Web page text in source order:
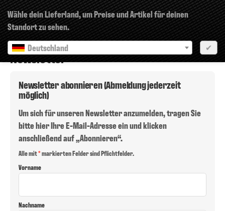
Wähle dein Lieferland, um Preise und Artikel für deinen
Standort zu sehen.
Deutschland
✔
Newsletter
Newsletter abonnieren (Abmeldung jederzeit
möglich)
Um sich für unseren Newsletter anzumelden, tragen Sie
bitte hier Ihre E-Mail-Adresse ein und klicken
anschließend auf „Abonnieren“.
Newsletter abonnieren (Abmeldung jederzeit möglich)
Alle mit*markierten Felder sind Pflichtfelder.
Vorname
Nachname